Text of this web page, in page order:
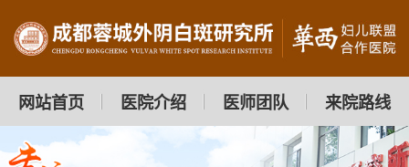
网站首页 医院介绍 医师团队 来院路线